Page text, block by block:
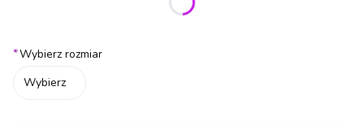
Poszczególne warianty mogą różnić się ceną
*Wybierz rozmiar
Wybierz